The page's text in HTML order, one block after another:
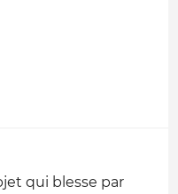
qui blesse par